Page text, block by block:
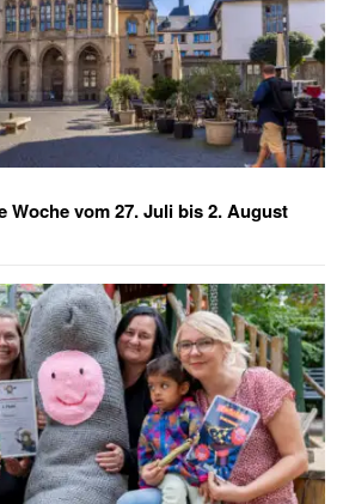
Woche vom 27. Juli bis 2. August